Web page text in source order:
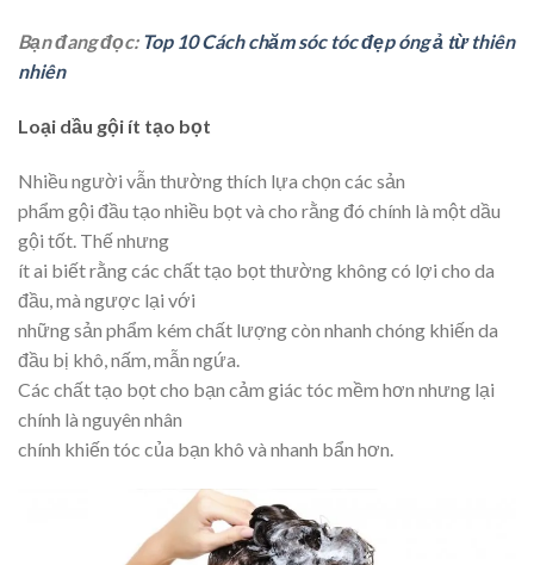
Bạn đang đọc: Top 10 Cách chăm sóc tóc đẹp óng ả từ thiên
nhiên
Loại dầu gội ít tạo bọt
Nhiều người vẫn thường thích lựa chọn các sản
phẩm gội đầu tạo nhiều bọt và cho rằng đó chính là một dầu
gội tốt. Thế nhưng
ít ai biết rằng các chất tạo bọt thường không có lợi cho da
đầu, mà ngược lại với
những sản phẩm kém chất lượng còn nhanh chóng khiến da
đầu bị khô, nấm, mẫn ngứa.
Các chất tạo bọt cho bạn cảm giác tóc mềm hơn nhưng lại
chính là nguyên nhân
chính khiến tóc của bạn khô và nhanh bẩn hơn.